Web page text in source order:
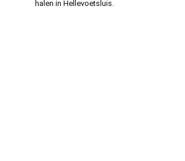
halen in Hellevoetsluis.